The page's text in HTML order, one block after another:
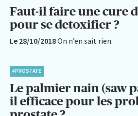
Faut-il faire une cure
pour se detoxifier ?
Le 28/10/2018On n’en sait rien.
#PROSTATE
Le palmier nain (saw
il efficace pour les